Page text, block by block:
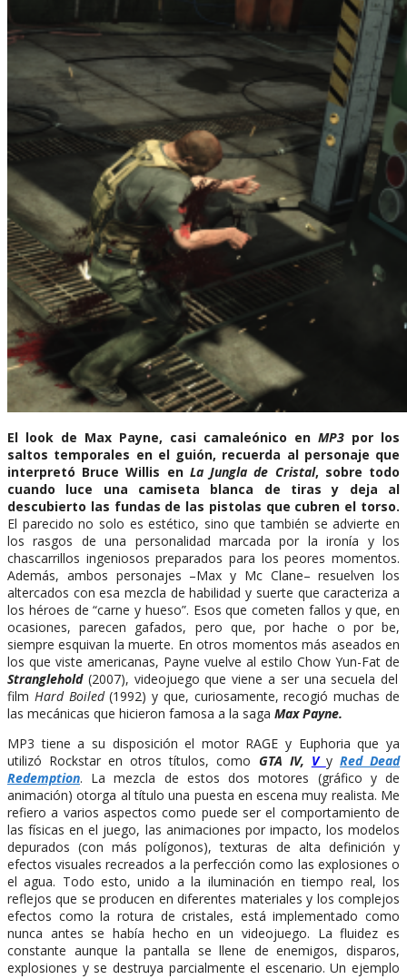
El look de Max Payne, casi camaleónico en MP3 por los
saltos temporales en el guión, recuerda al personaje que
interpretó Bruce Willis en La Jungla de Cristal, sobre todo
cuando luce una camiseta blanca de tiras y deja al
descubierto las fundas de las pistolas que cubren el torso.
El parecido no solo es estético, sino que también se advierte en
los rasgos de una personalidad marcada por la ironía y los
chascarrillos ingeniosos preparados para los peores momentos.
Además, ambos personajes –Max y Mc Clane– resuelven los
altercados con esa mezcla de habilidad y suerte que caracteriza a
los héroes de “carne y hueso”. Esos que cometen fallos y que, en
ocasiones, parecen gafados, pero que, por hache o por be,
siempre esquivan la muerte. En otros momentos más aseados en
los que viste americanas, Payne vuelve al estilo Chow Yun-Fat de
Stranglehold(2007), videojuego que viene a ser una secuela del
film Hard Boiled(1992) y que, curiosamente, recogió muchas de
las mecánicas que hicieron famosa a la saga Max Payne.
MP3 tiene a su disposición el motor RAGE y Euphoria que ya
utilizó Rockstar en otros títulos, como GTA IV, V y Red Dead
Redemption. La mezcla de estos dos motores (gráfico y de
animación) otorga al título una puesta en escena muy realista. Me
refiero a varios aspectos como puede ser el comportamiento de
las físicas en el juego, las animaciones por impacto, los modelos
depurados (con más polígonos), texturas de alta definición y
efectos visuales recreados a la perfección como las explosiones o
el agua. Todo esto, unido a la iluminación en tiempo real, los
reflejos que se producen en diferentes materiales y los complejos
efectos como la rotura de cristales, está implementado como
nunca antes se había hecho en un videojuego. La fluidez es
constante aunque la pantalla se llene de enemigos, disparos,
explosiones y se destruya parcialmente el escenario. Un ejemplo